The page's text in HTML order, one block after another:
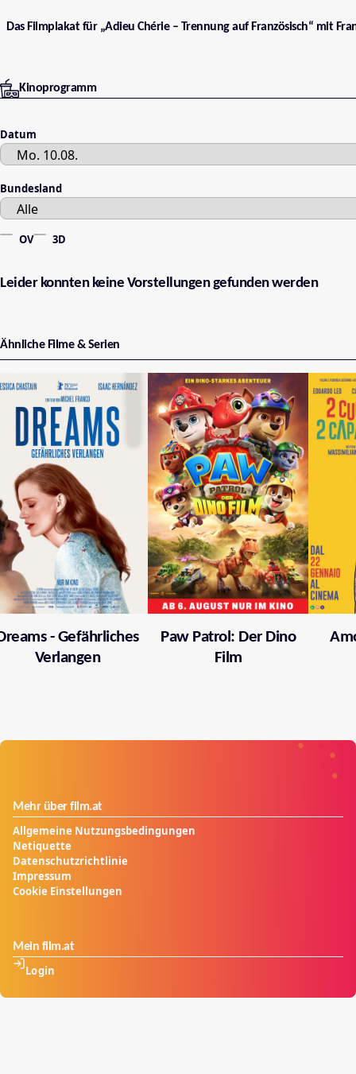
Das Filmplakat für „Adieu Chérie – Trennung auf Französisch“ mit
Kinoprogramm
Datum
Bundesland
OV 3D
Leider konnten keine Vorstellungen gefunden werden
Ähnliche Filme & Serien
- Gefährliches
Verlangen
Paw Patrol: Der Dino
Film
Mehr über film.at
Allgemeine Nutzungsbedingungen
Netiquette
Datenschutzrichtlinie
Impressum
Cookie Einstellungen
Mein film.at
Login